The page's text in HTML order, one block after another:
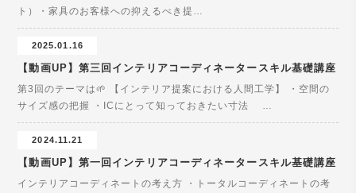
ト）・家具のお客様への抑えるべき提…
2025.01.16
【動画UP】第三回インテリアコーディネータースキル基礎講座
第3回のテーマは🌱 【インテリア提案における人間工学】 ・空間の
サイズ感の把握 ・ICにとって知っておきたい寸法 …
2024.11.21
【動画UP】第一回インテリアコーディネータースキル基礎講座
インテリアコーディネートの考え方 ・トータルコーディネートの考